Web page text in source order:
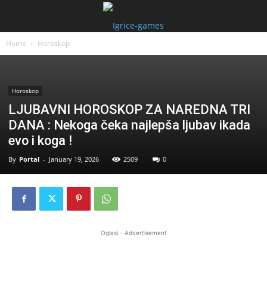
Home Horoskop
Horoskop
LJUBAVNI HOROSKOP ZA NAREDNA TRI
DANA : Nekoga čeka najlepša ljubav ikada
evo i koga !
By Portal - January 19, 2026 2509 0
Oglasi - Advertisement